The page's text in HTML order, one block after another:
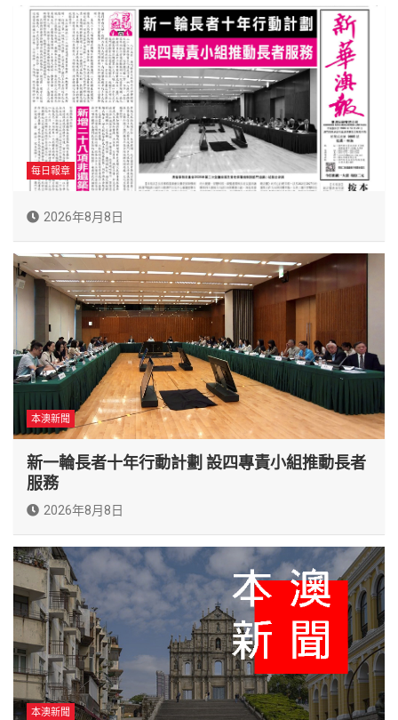
每日報章
2026年8月8日
本澳新聞
新一輪長者十年行動計劃 設四專責小組推動長者
服務
2026年8月8日
本澳新聞